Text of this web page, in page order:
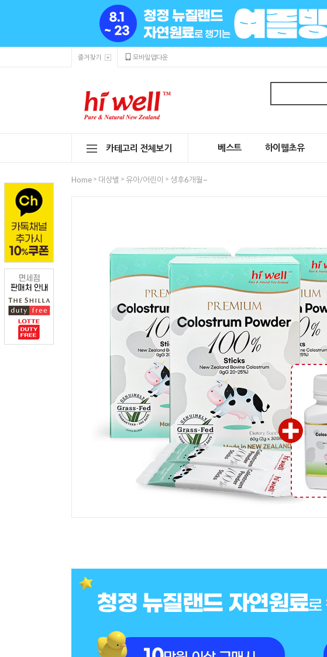
즐겨찾기 모바일앱다운
카테고리 전체보기 베스트 하이웰초유
Home > 대상별 > 유아/어린이 > 생후6개월~